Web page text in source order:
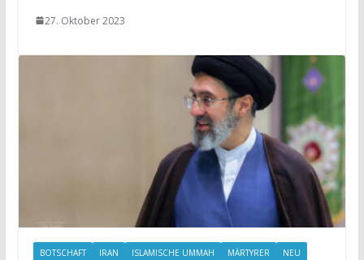
27. Oktober 2023
BOTSCHAFT IRAN ISLAMISCHE UMMAH MÄRTYRER
NEU